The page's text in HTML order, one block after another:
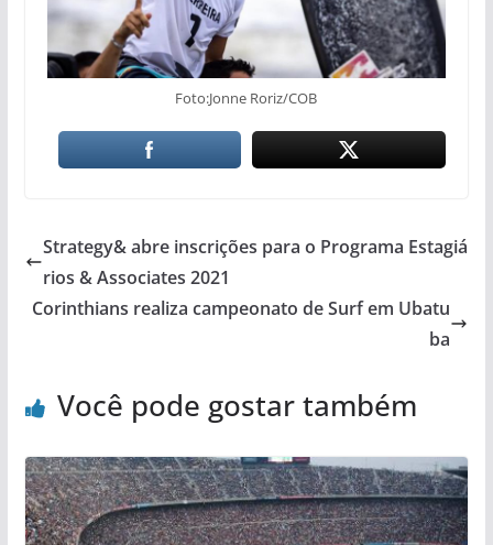
Foto:Jonne Roriz/COB
Strategy& abre inscrições para o Programa Estagiá
rios & Associates 2021
Corinthians realiza campeonato de Surf em Ubatu
ba
Você pode gostar também